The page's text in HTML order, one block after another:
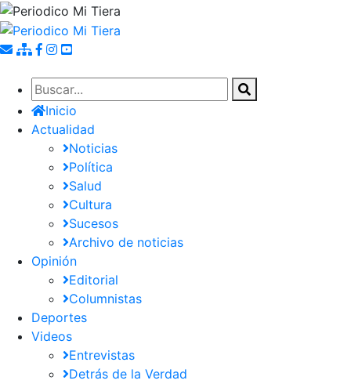
Pasar
al
contenido
Inicio
Actualidad
Noticias
Política
Salud
Cultura
Sucesos
Archivo de noticias
Opinión
Editorial
Columnistas
Deportes
Videos
Entrevistas
Detrás de la Verdad